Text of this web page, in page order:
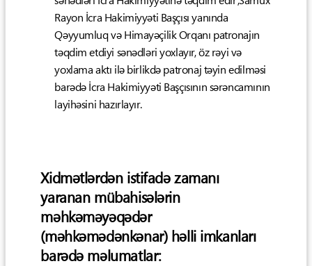
Rayon İcra Hakimiyyəti Başçısı yanında
Qəyyumluq və Himayəçilik Orqanı patronajın
təqdim etdiyi sənədləri yoxlayır, öz rəyi və
yoxlama aktı ilə birlikdə patronaj təyin edilməsi
barədə İcra Hakimiyyəti Başçısının sərəncamının
layihəsini hazırlayır.
Xidmətlərdən istifadə zamanı
yaranan mübahisələrin
məhkəməyəqədər
(məhkəmədənkənar) həlli imkanları
barədə məlumatlar: